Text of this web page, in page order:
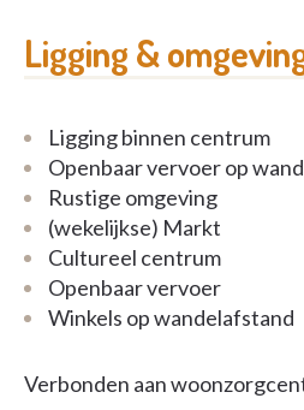
Ligging &
Ligging binnen centrum
Openbaar vervoer op
Rustige omgeving
(wekelijkse) Markt
Cultureel centrum
Openbaar vervoer
Winkels op wandelafstand
Verbonden aan